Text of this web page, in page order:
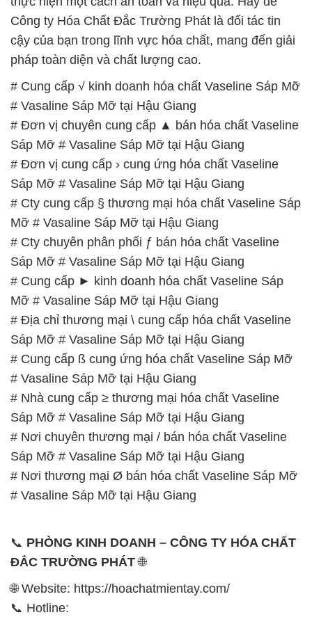
Công ty Hóa Chất Đắc Trường Phát là đối tác tin
cậy của bạn trong lĩnh vực hóa chất, mang đến giải
pháp toàn diện và chất lượng cao.
# Cung cấp √ kinh doanh hóa chất Vaseline Sáp Mỡ
# Vasaline Sáp Mỡ tại Hậu Giang
# Đơn vị chuyên cung cấp ▲ bán hóa chất Vaseline
Sáp Mỡ # Vasaline Sáp Mỡ tại Hậu Giang
# Đơn vị cung cấp › cung ứng hóa chất Vaseline
Sáp Mỡ # Vasaline Sáp Mỡ tại Hậu Giang
# Cty cung cấp § thương mại hóa chất Vaseline Sáp
Mỡ # Vasaline Sáp Mỡ tại Hậu Giang
# Cty chuyên phân phối ƒ bán hóa chất Vaseline
Sáp Mỡ # Vasaline Sáp Mỡ tại Hậu Giang
# Cung cấp ► kinh doanh hóa chất Vaseline Sáp
Mỡ # Vasaline Sáp Mỡ tại Hậu Giang
# Địa chỉ thương mại \ cung cấp hóa chất Vaseline
Sáp Mỡ # Vasaline Sáp Mỡ tại Hậu Giang
# Cung cấp ß cung ứng hóa chất Vaseline Sáp Mỡ
# Vasaline Sáp Mỡ tại Hậu Giang
# Nhà cung cấp ≥ thương mại hóa chất Vaseline
Sáp Mỡ # Vasaline Sáp Mỡ tại Hậu Giang
# Nơi chuyên thương mại / bán hóa chất Vaseline
Sáp Mỡ # Vasaline Sáp Mỡ tại Hậu Giang
# Nơi thương mại Ø bán hóa chất Vaseline Sáp Mỡ
# Vasaline Sáp Mỡ tại Hậu Giang
📞 PHÒNG KINH DOANH – CÔNG TY HÓA CHẤT
ĐẮC TRƯỜNG PHÁT🌐
🌐 Website: https://hoachatmientay.com/
📞 Hotline: